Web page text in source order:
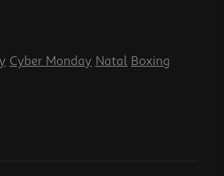
Cyber Monday Natal Boxing